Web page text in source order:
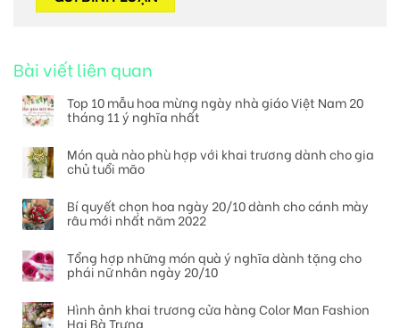
Bài viết liên quan
Top 10 mẫu hoa mừng ngày nhà giáo Việt Nam 20
tháng 11 ý nghĩa nhất
Món quà nào phù hợp với khai trương dành cho gia
chủ tuổi mão
Bí quyết chọn hoa ngày 20/10 dành cho cánh mày
râu mới nhất năm 2022
Tổng hợp những món quà ý nghĩa dành tặng cho
phái nữ nhân ngày 20/10
Hình ảnh khai trương cửa hàng Color Man Fashion
Hai Bà Trưng